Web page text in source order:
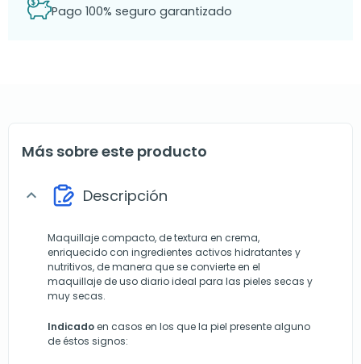
Pago 100% seguro garantizado
Más sobre este producto
expand_more Descripción
Maquillaje compacto, de textura en crema,
enriquecido con ingredientes activos hidratantes y
nutritivos, de manera que se convierte en el
maquillaje de uso diario ideal para las pieles secas y
muy secas.
Indicadoen casos en los que la piel presente alguno
de éstos signos: